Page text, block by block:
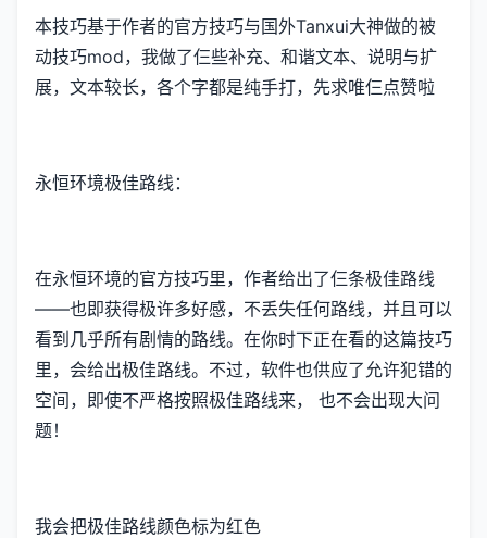
本技巧基于作者的官方技巧与国外Tanxui大神做的被
动技巧mod，我做了仨些补充、和谐文本、说明与扩
展，文本较长，各个字都是纯手打，先求唯仨点赞啦
永恒环境极佳路线：
在永恒环境的官方技巧里，作者给出了仨条极佳路线
——也即获得极许多好感，不丢失任何路线，并且可以
看到几乎所有剧情的路线。在你时下正在看的这篇技巧
里，会给出极佳路线。不过，软件也供应了允许犯错的
空间，即使不严格按照极佳路线来， 也不会出现大问
题！
我会把极佳路线颜色标为红色